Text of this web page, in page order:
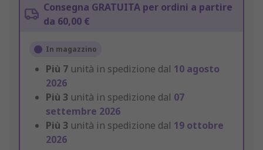
Consegna GRATUITA per ordini a partire
da 60,00 €
In magazzino
Più 7 unità in spedizione dal 10 agosto
2026
Più 3 unità in spedizione dal 07
settembre 2026
Più 3 unità in spedizione dal 19 ottobre
2026